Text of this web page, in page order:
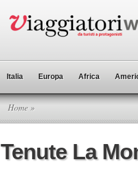
Italia Europa Africa
Home »
Tenute La